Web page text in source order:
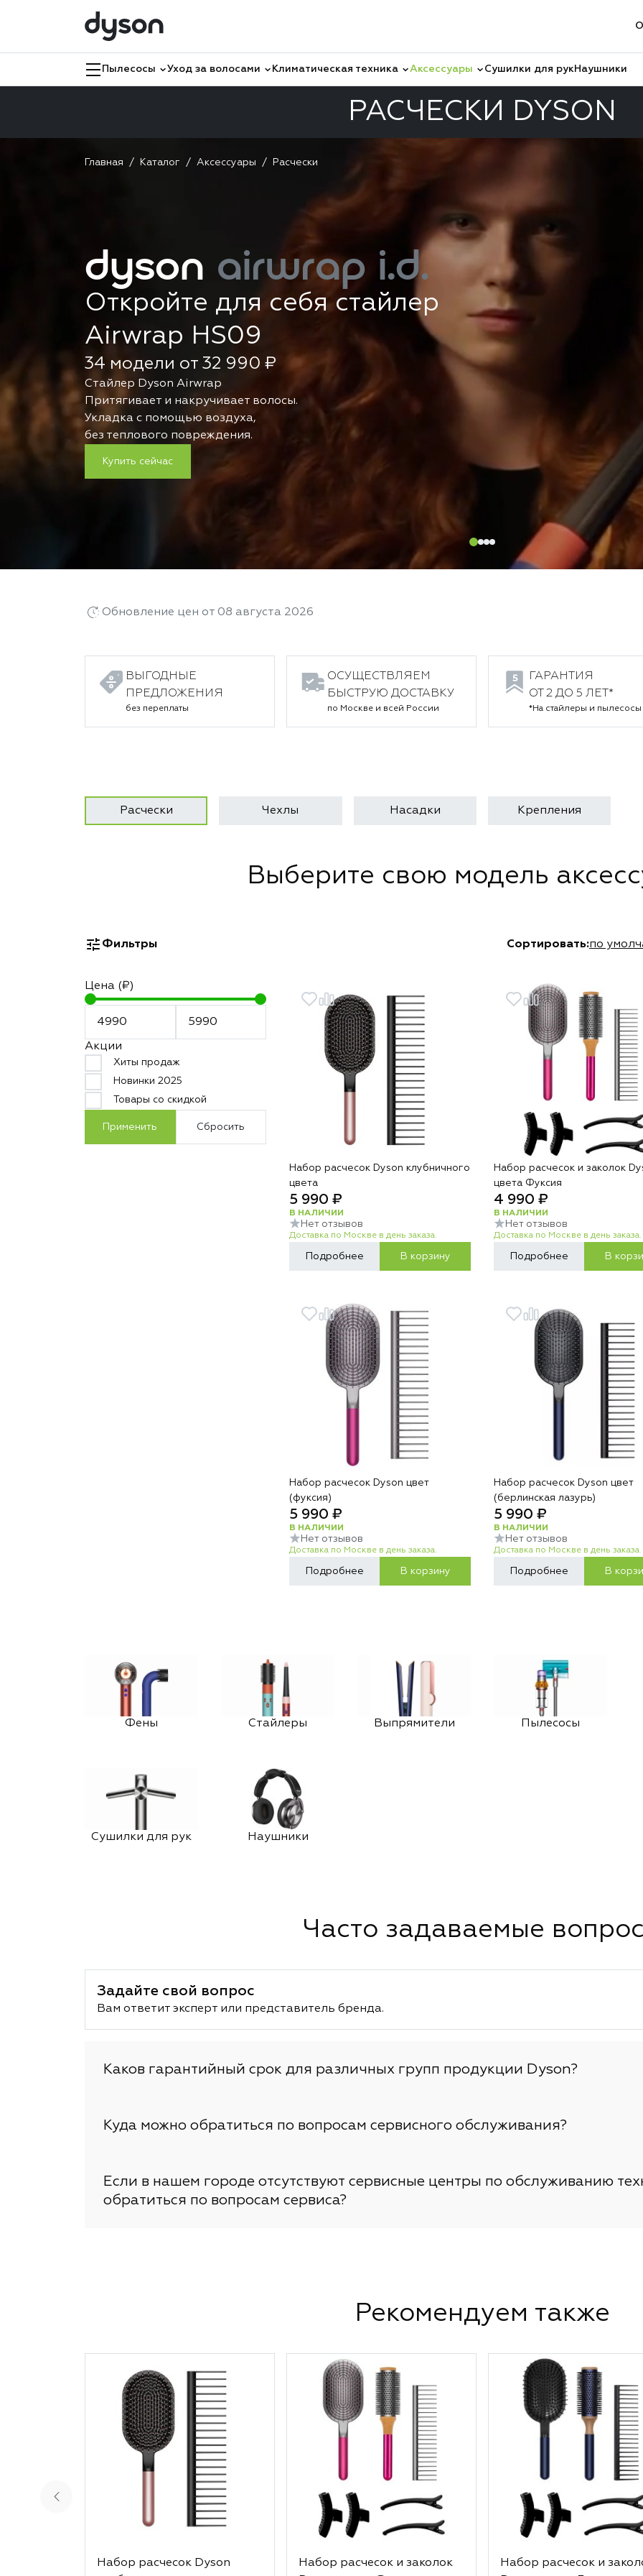
Пылесосы Уход за волосами Климатическая техника Аксессуары Сушилки для рукНаушники
РАСЧЕСКИ DYSON
Главная Каталог Аксессуары Расчески
dyson airwrap i.d.
Откройте для себя стайлер
Airwrap HS09
34 модели от 32 990 ₽
Стайлер Dyson Airwrap
Притягивает и накручивает волосы.
Укладка с помощью воздуха,
без теплового повреждения.
Купить сейчас
Обновление цен от 08 августа 2026
ВЫГОДНЫЕ
ПРЕДЛОЖЕНИЯ
без переплаты
ОСУЩЕСТВЛЯЕМ
БЫСТРУЮ ДОСТАВКУ
по Москве и всей России
ГАРАНТИЯ
ОТ 2 ДО 5 ЛЕТ*
*На стайлеры и пылесосы
Расчески Чехлы Насадки Крепления
Выберите свою модель
Фильтры Сортировать:по
Цена (₽)
Акции
Хиты продаж
Новинки 2025
Товары со скидкой
Применить Сбросить
Набор расчесок Dyson клубничного
цвета
5 990 ₽
В НАЛИЧИИ
Нет отзывов
Доставка по Москве в день заказа.
Подробнее В корзину
Набор расчесок и заколок
цвета Фуксия
4 990 ₽
В НАЛИЧИИ
Нет отзывов
Доставка по Москве в день заказа.
Подробнее В
Набор расчесок Dyson цвет
(фуксия)
5 990 ₽
В НАЛИЧИИ
Нет отзывов
Доставка по Москве в день заказа.
Подробнее В корзину
Набор расчесок Dyson цвет
(берлинская лазурь)
5 990 ₽
В НАЛИЧИИ
Нет отзывов
Доставка по Москве в день заказа.
Подробнее В
Фены Стайлеры Выпрямители Пылесосы
Сушилки для рук Наушники
Часто задаваемые
Задайте свой вопрос
Вам ответит эксперт или представитель бренда.
Каков гарантийный срок для различных групп продукции Dyson?
Куда можно обратиться по вопросам сервисного обслуживания?
Если в нашем городе отсутствуют сервисные центры по обслуживанию
обратиться по вопросам сервиса?
Рекомендуем также
Набор расчесок Dyson
Набор расчесок и заколок
Набор расчесок и